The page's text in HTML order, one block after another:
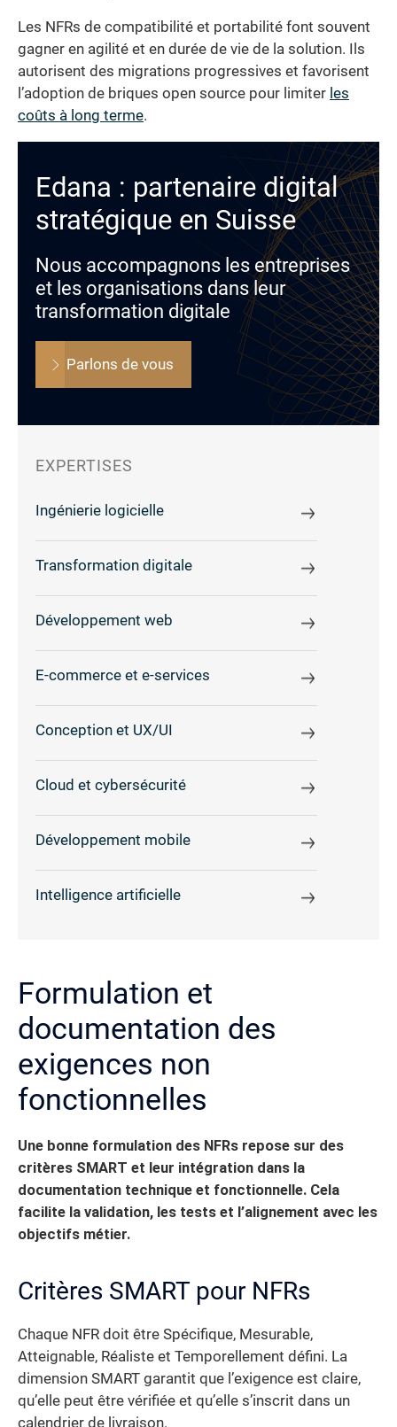
Les NFRs de compatibilité et portabilité font souvent
gagner en agilité et en durée de vie de la solution. Ils
autorisent des migrations progressives et favorisent
l’adoption de briques open source pour limiter les
coûts à long terme.
Edana : partenaire digital
stratégique en Suisse
Nous accompagnons les entreprises
et les organisations dans leur
transformation digitale
Parlons de vous
EXPERTISES
Ingénierie logicielle
Transformation digitale
Développement web
E-commerce et e-services
Conception et UX/UI
Cloud et cybersécurité
Développement mobile
Intelligence artificielle
Formulation et
documentation des
exigences non
fonctionnelles
Une bonne formulation des NFRs repose sur des
critères SMART et leur intégration dans la
documentation technique et fonctionnelle. Cela
facilite la validation, les tests et l’alignement avec les
objectifs métier.
Critères SMART pour NFRs
Chaque NFR doit être Spécifique, Mesurable,
Atteignable, Réaliste et Temporellement défini. La
dimension SMART garantit que l’exigence est claire,
qu’elle peut être vérifiée et qu’elle s’inscrit dans un
calendrier de livraison.